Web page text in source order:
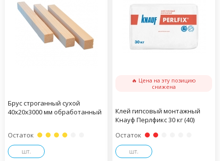
Брус строганный сухой
40х20х3000 мм обработанный
Остаток
шт.
🔥 Цена на эту позицию
снижена
Клей гипсовый монтажный
Кнауф Перлфикс 30 кг (40)
Остаток
шт.